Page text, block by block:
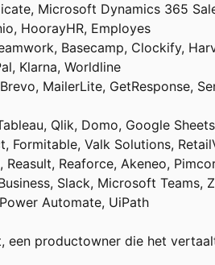
Microsoft Dynamics 365
HoorayHR, Employes
Basecamp, Clockify,
Klarna, Worldline
MailerLite, GetResponse,
Qlik, Domo, Google
Formitable, Valk Solutions,
Reaforce, Akeneo,
Slack, Microsoft Teams,
Automate, UiPath
productowner die het